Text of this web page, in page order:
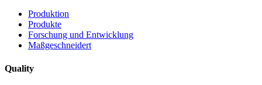
Produktion
Produkte
Forschung und Entwicklung
Maßgeschneidert
Quality